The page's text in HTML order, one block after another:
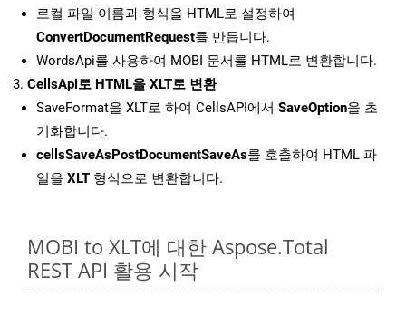
로컬 파일 이름과 형식을 HTML로 설정하여
ConvertDocumentRequest를 만듭니다.
WordsApi를 사용하여 MOBI 문서를 HTML로 변환합니다.
CellsApi로 HTML을 XLT로 변환
SaveFormat을 XLT로 하여 CellsAPI에서 SaveOption을 초
기화합니다.
cellsSaveAsPostDocumentSaveAs를 호출하여 HTML 파
일을 XLT 형식으로 변환합니다.
MOBI to XLT에 대한 Aspose.Total
REST API 활용 시작